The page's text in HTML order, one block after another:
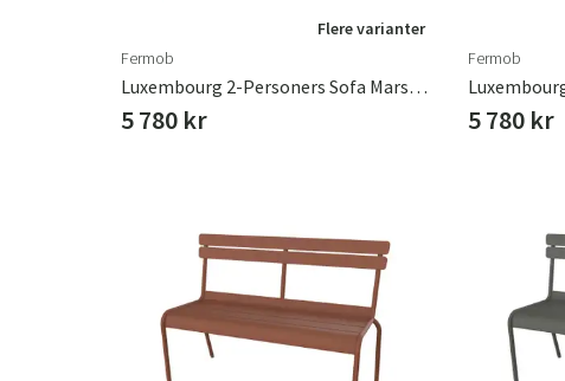
Flere varianter
Fermob
Luxembourg 2-Personers Sofa Marshmallow
5 780 kr
Fermob
5 780 kr